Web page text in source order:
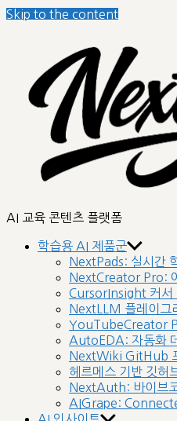
Skip to the content
AI 교육 콘텐츠 플랫폼
학습용 AI 제품군
NextPads: 실시간
NextCreator Pro:
CursorInsight 커서
NextLLM 플레이그
YouTubeCreator
AutoEDA: 자동화
NextWiki GitHub
헤르메스 기반 깃허
NextAuth: 바이브
AIGrape: